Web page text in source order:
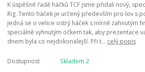
K úspěšné řadě háčků TCF jsme přidali nový,
Rig. Tento háček je určený především pro lov s
Jedná se o velice ostrý háček s mírně zahnutým
speciálně vyhnutým očkem tak, aby prezentace
dnem byla co nejdokonalejší. Při t... celý popis
Dostupnost
Skladem 2